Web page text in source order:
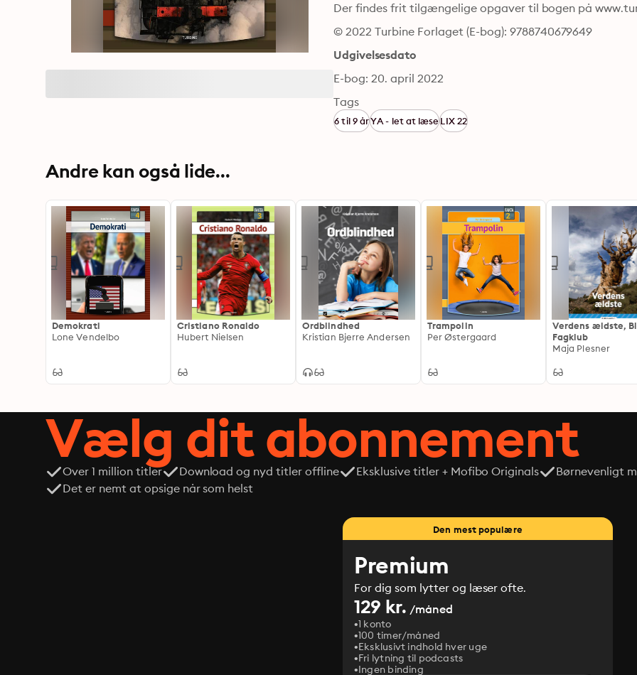
Der findes frit tilgængelige opgaver til bogen på
© 2022 Turbine Forlaget (E-bog): 9788740679649
Udgivelsesdato
E-bog: 20. april 2022
Tags
6 til 9 årYA - let at læseLIX 22
Andre kan også lide...
Demokrati
Lone Vendelbo
Cristiano Ronaldo
Hubert Nielsen
Ordblindhed
Kristian Bjerre Andersen
Trampolin
Per Østergaard
Verdens ældste,
Fagklub
Maja Plesner
Vælg dit abonnement
Over 1 million titler Download og nyd titler offline Eksklusive titler + Mofibo Originals
Børnevenligt
Det er nemt at opsige når som helst
Den mest populære
Premium
For dig som lytter og læser ofte.
129 kr. /måned
1 konto
100 timer/måned
Eksklusivt indhold hver uge
Fri lytning til podcasts
Ingen binding